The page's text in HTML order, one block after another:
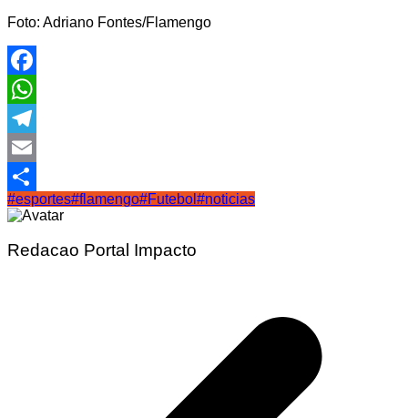
Foto: Adriano Fontes/Flamengo
Facebook
WhatsApp
Telegram
Email
Share
#esportes#flamengo#Futebol #noticias
Redacao Portal Impacto